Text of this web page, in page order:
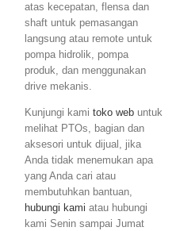
atas kecepatan, flensa dan
shaft untuk pemasangan
langsung atau remote untuk
pompa hidrolik, pompa
produk, dan menggunakan
drive mekanis.
Kunjungi kamitoko web untuk
melihat PTOs, bagian dan
aksesori untuk dijual, jika
Anda tidak menemukan apa
yang Anda cari atau
membutuhkan bantuan,
hubungi kamiatau hubungi
kami Senin sampai Jumat